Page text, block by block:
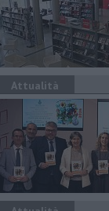
Attualità